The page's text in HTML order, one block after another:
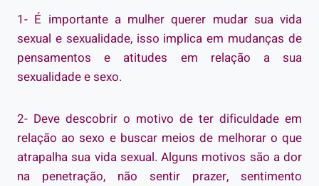
1- É importante a mulher querer mudar sua vida
sexual e sexualidade, isso implica em mudanças de
pensamentos e atitudes em relação a sua
sexualidade e sexo.
2- Deve descobrir o motivo de ter dificuldade em
relação ao sexo e buscar meios de melhorar o que
atrapalha sua vida sexual. Alguns motivos são a dor
na penetração, não sentir prazer, sentimento